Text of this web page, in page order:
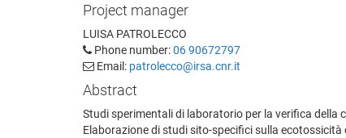
Project manager
LUISA PATROLECCO
Phone number:06 90672797
Email: patrolecco@irsa.cnr.it
Abstract
Studi sperimentali di laboratorio per la verifica
Elaborazione di studi sito-specifici sulla